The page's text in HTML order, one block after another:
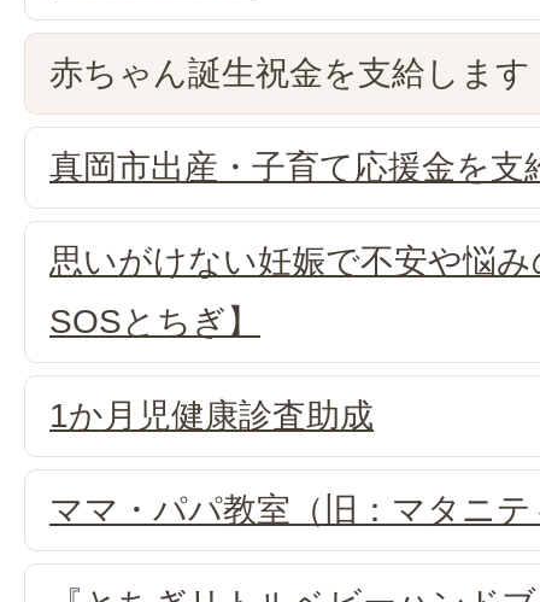
赤ちゃん誕生祝金を支給します
真岡市出産・子育て応援金を支
思いがけない妊娠で不安や悩
SOSとちぎ】
1か月児健康診査助成
ママ・パパ教室（旧：マタニ